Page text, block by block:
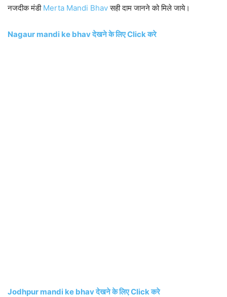
नजदीक मंडी Merta Mandi Bhavसही दाम जानने को मिले जाये।
Nagaur mandi ke bhav देखने के लिए Click करे
Jodhpur mandi ke bhav देखने के लिए Click करे